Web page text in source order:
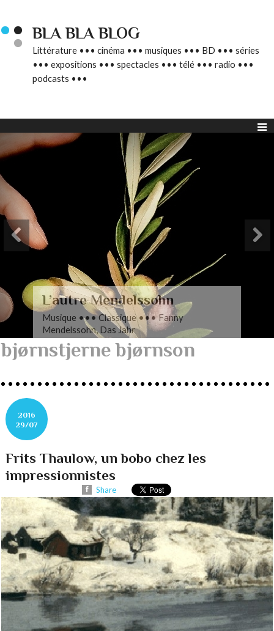
BLA BLA BLOG
Littérature ••• cinéma ••• musiques ••• BD ••• séries
••• expositions ••• spectacles ••• télé ••• radio •••
podcasts •••
L’autre Mendelssohn
Musique ••• Classique ••• Fanny
Mendelssohn, Das Jahr
bjørnstjerne bjørnson
2016
29/07
Frits Thaulow, un bobo chez les
impressionnistes
Share